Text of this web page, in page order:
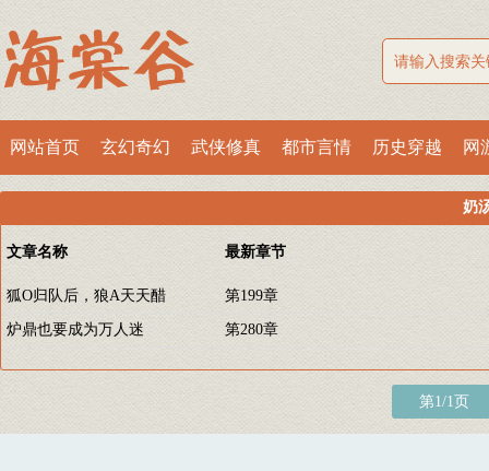
网站首页 玄幻奇幻 武侠修真 都市言情 历史穿越 网
奶
文章名称 最新章节
狐O归队后，狼A天天醋 第199章
炉鼎也要成为万人迷 第280章
第1/1页